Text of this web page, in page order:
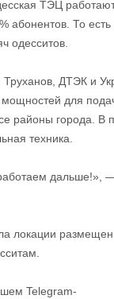
ТЭЦ
абонентов. То
одесситов.
Труханов, ДТЭК и
для
районы города. В
техника.
дальше!»,
локации
Telegram-